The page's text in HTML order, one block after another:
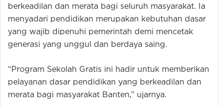
berkeadilan dan merata bagi seluruh masyarakat. Ia
menyadari pendidikan merupakan kebutuhan dasar
yang wajib dipenuhi pemerintah demi mencetak
generasi yang unggul dan berdaya saing.
“Program Sekolah Gratis ini hadir untuk memberikan
pelayanan dasar pendidikan yang berkeadilan dan
merata bagi masyarakat Banten,” ujarnya.